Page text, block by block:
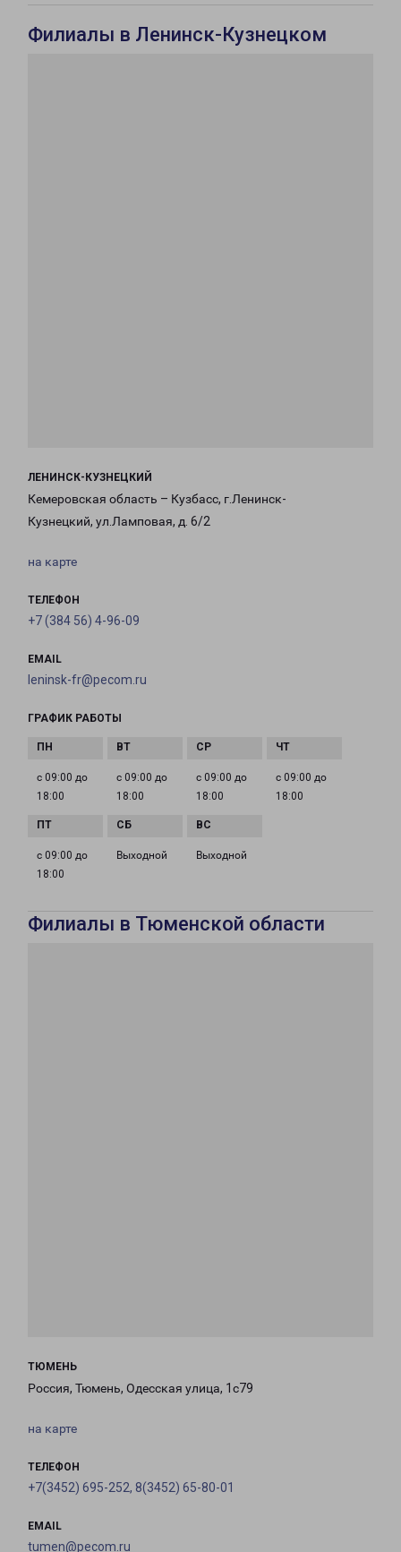
Филиалы в Ленинск-Кузнецком
ЛЕНИНСК-КУЗНЕЦКИЙ
Кемеровская область – Кузбасс, г.Ленинск-
Кузнецкий, ул.Ламповая, д. 6/2
на карте
ТЕЛЕФОН
+7 (384 56) 4-96-09
EMAIL
leninsk-fr@pecom.ru
ГРАФИК РАБОТЫ
с 09:00 до
18:00
с 09:00 до
18:00
с 09:00 до
18:00
с 09:00 до
18:00
с 09:00 до
18:00
Выходной Выходной
Филиалы в Тюменской области
ТЮМЕНЬ
Россия, Тюмень, Одесская улица, 1с79
на карте
ТЕЛЕФОН
+7(3452) 695-252, 8(3452) 65-80-01
EMAIL
tumen@pecom.ru